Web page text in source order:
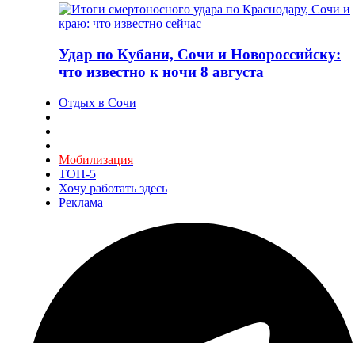
Удар по Кубани, Сочи и Новороссийску:
что известно к ночи 8 августа
Отдых в Сочи
Мобилизация
ТОП-5
Хочу работать здесь
Реклама